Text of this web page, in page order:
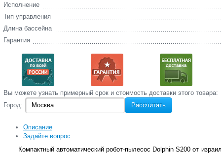
Исполнение
Тип управления
Длина бассейна
Гарантия
Вы‌ можете‌ узнать‌ примерный срок и стоимость‌ доставки этого товара:
Город:
Рассчитать
Описание
Задайте вопрос
Компактный автоматический робот-пылесос Dolphin S200 от